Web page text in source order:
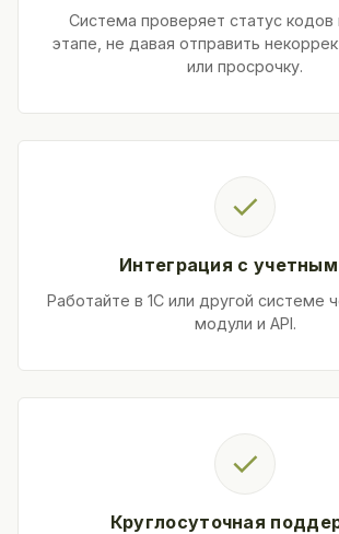
Система проверяет статус
этапе, не давая отправить
или просрочку.
✓
Интеграция с
Работайте в 1С или другой системе
модули и API.
✓
Круглосуточная